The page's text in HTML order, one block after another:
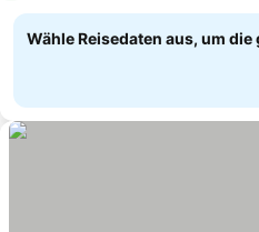
Wähle Reisedaten aus, um